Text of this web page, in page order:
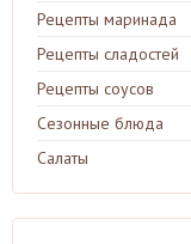
Рецепты маринада
Рецепты сладостей
Рецепты соусов
Сезонные блюда
Салаты